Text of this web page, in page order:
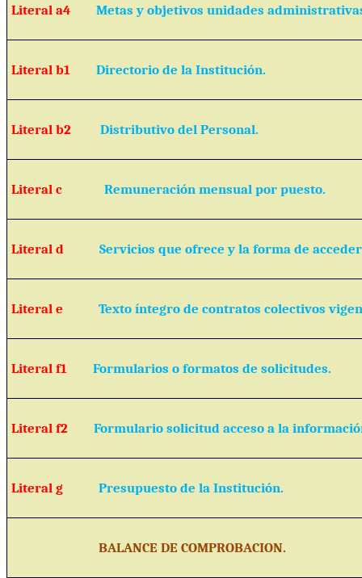
Literal a4 Metas y objetivos unidades
Literal b1 Directorio de la Institución.
Literal b2 Distributivo del Personal.
Literal c Remuneración mensual por puesto.
Literal d Servicios que ofrece y la forma de
Literal e Texto íntegro de contratos colectivos
Literal f1 Formularios o formatos de solicitudes.
Literal f2 Formulario solicitud acceso a la
Literal g Presupuesto de la Institución.
BALANCE DE COMPROBACION.